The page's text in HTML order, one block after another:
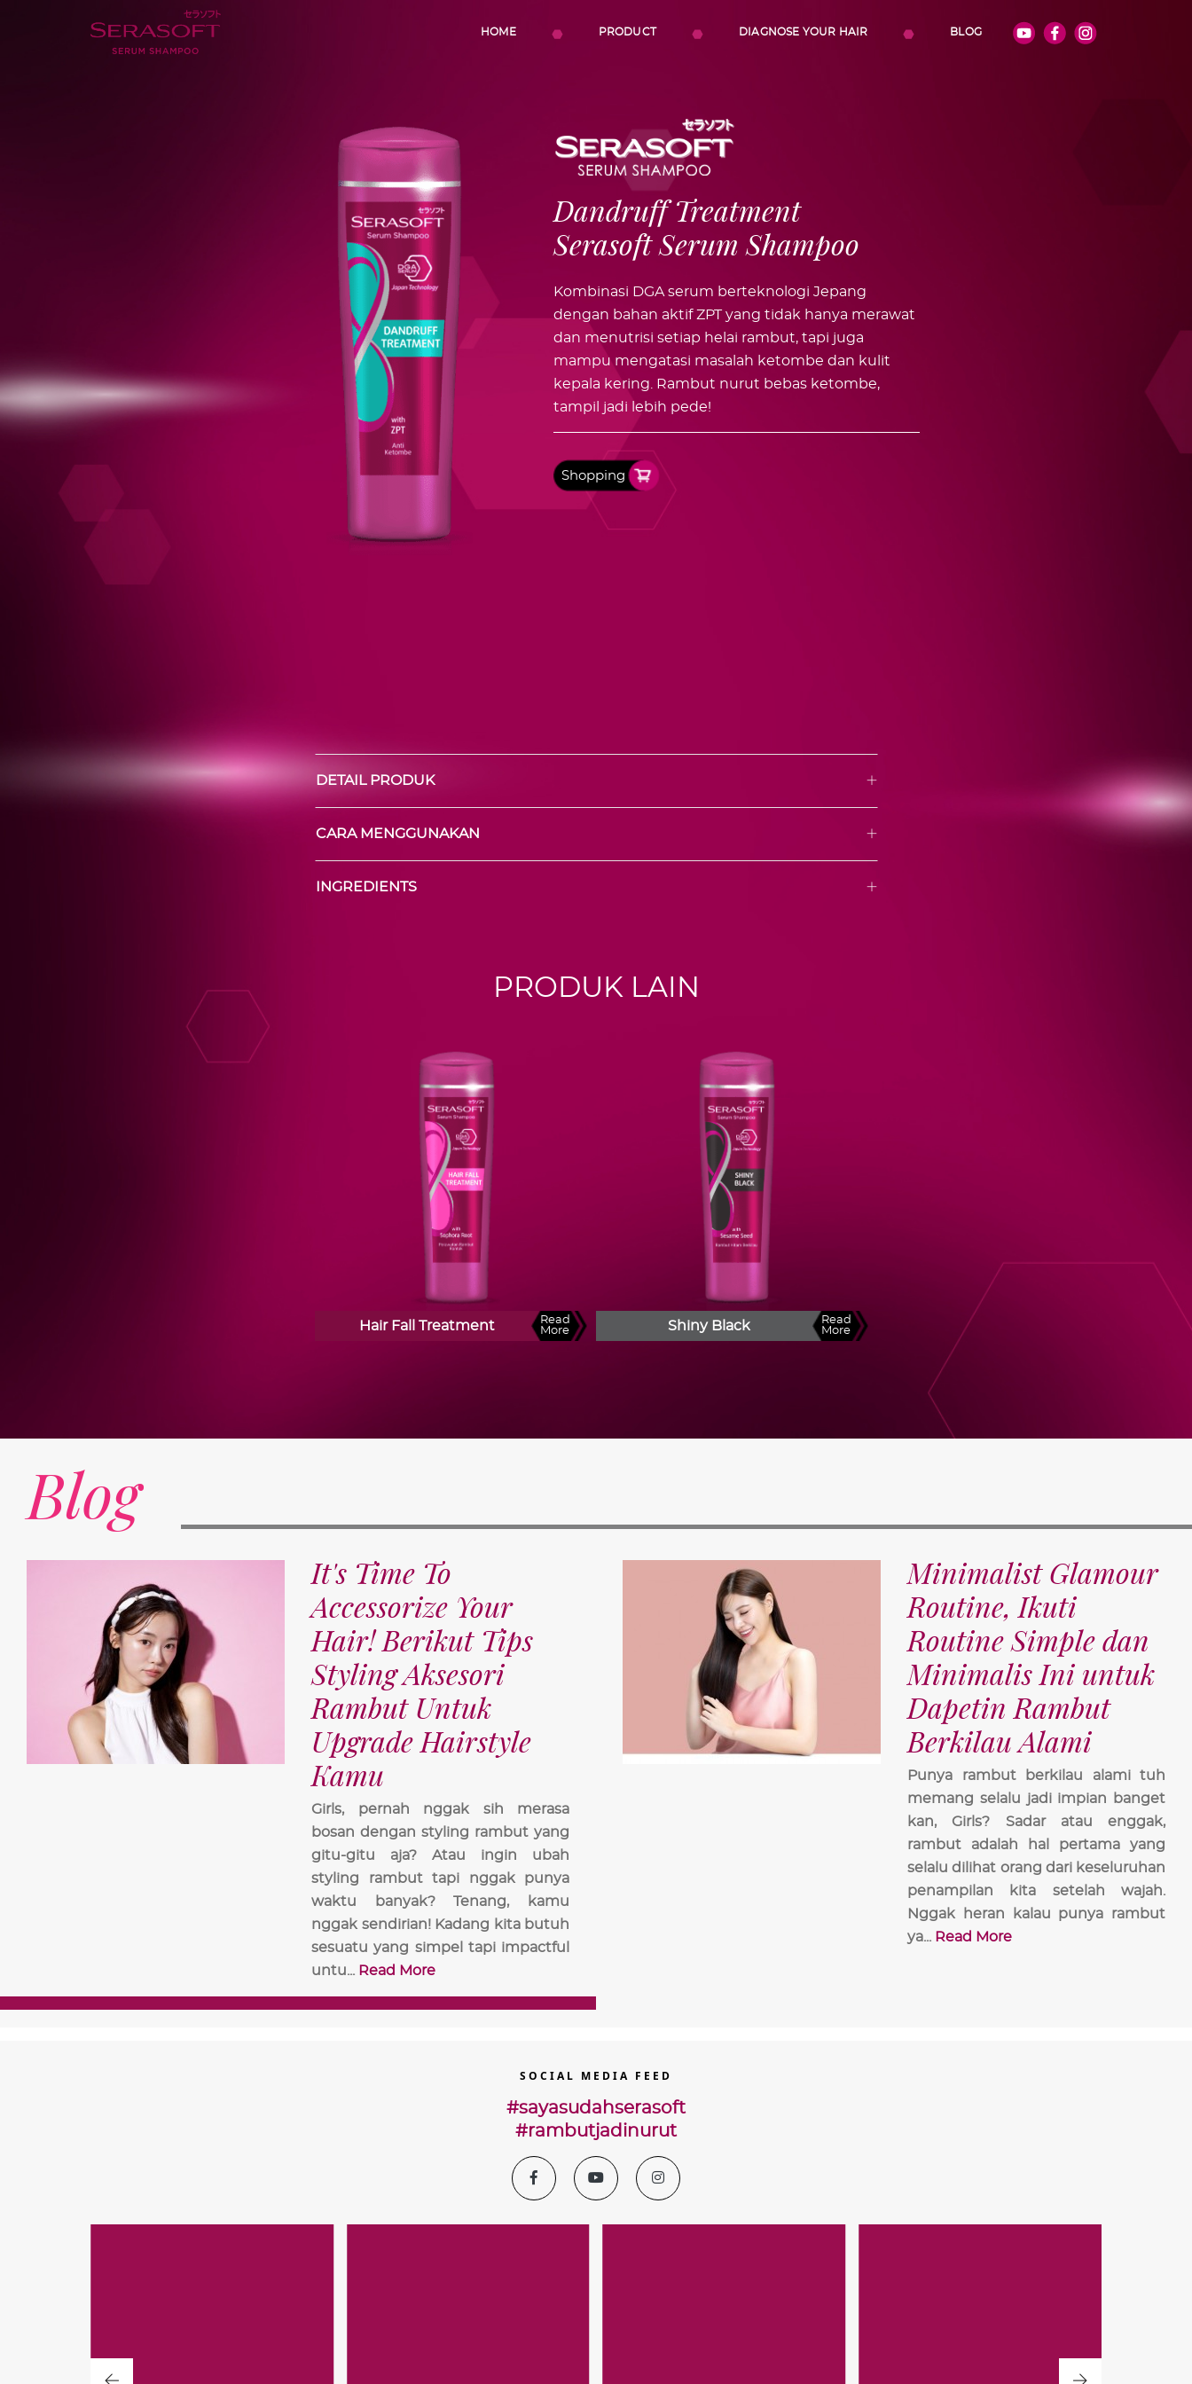
HOME PRODUCT DIAGNOSE YOUR HAIR BLOG
Dandruff Treatment
Serasoft Serum Shampoo
Kombinasi DGA serum berteknologi Jepang
dengan bahan aktif ZPT yang tidak hanya merawat
dan menutrisi setiap helai rambut, tapi juga
mampu mengatasi masalah ketombe dan kulit
kepala kering. Rambut nurut bebas ketombe,
tampil jadi lebih pede!
Shopping
DETAIL PRODUK
CARA MENGGUNAKAN
INGREDIENTS
PRODUK LAIN
Hair Fall Treatment
Read
More
Shiny Black
Read
More
Blog
It's Time To
Accessorize Your
Hair! Berikut Tips
Styling Aksesori
Rambut Untuk
Upgrade Hairstyle
Kamu
Girls, pernah nggak sih merasa
bosan dengan styling rambut yang
gitu-gitu aja? Atau ingin ubah
styling rambut tapi nggak punya
waktu banyak? Tenang, kamu
nggak sendirian! Kadang kita butuh
sesuatu yang simpel tapi impactful
untu... Read More
Minimalist Glamour
Routine, Ikuti
Routine Simple dan
Minimalis Ini untuk
Dapetin Rambut
Berkilau Alami
Punya rambut berkilau alami tuh
memang selalu jadi impian banget
kan, Girls? Sadar atau enggak,
rambut adalah hal pertama yang
selalu dilihat orang dari keseluruhan
penampilan kita setelah wajah.
Nggak heran kalau punya rambut
ya... Read More
SOCIAL MEDIA FEED
#sayasudahserasoft
#rambutjadinurut